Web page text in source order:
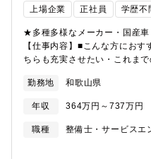
ループ全体で作り上げていきま
知識と経験」はもとより、「
サポートが必須となります。
ず、製造スタッフや本社の品
安全安心な製品を製造に携わ
るスペシャリストが集結して
フドリンクカンパニー 美山工
す。工場には20～40代を中心
では、TM1名、主任1名、メ
上場企業 正社員 学歴不
★多種多様なメーカー・国産車
【仕事内容】■こんな方にお
ちらも充実させたい・これま
納車前点検、定期点検を中心
す。勤務場所については面接
考慮いたします。■業務内容詳
備業務・各種用品取り付けを
はほとんど外注しているため
勤務地 和歌山県
年収 364万円～737万円
職種
整備士・サービスエ